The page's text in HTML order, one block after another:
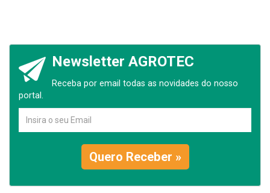
Newsletter AGROTEC
Receba por email todas as novidades do nosso
portal.
Quero Receber »